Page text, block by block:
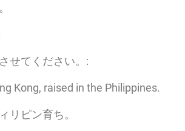
せてください。:
Kong, raised in the Philippines.
リピン育ち。